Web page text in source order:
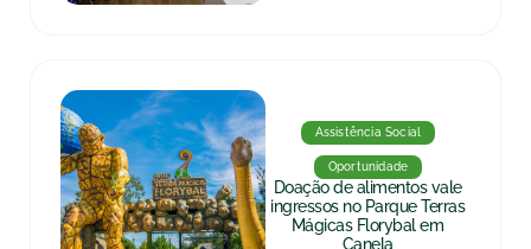
Assistência Social
Oportunidade
Doação de alimentos vale
ingressos no Parque Terras
Mágicas Florybal em
Canela